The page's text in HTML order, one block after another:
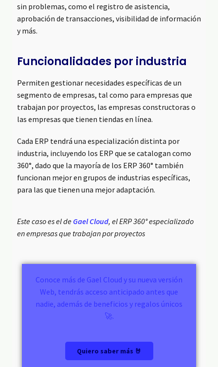
sin problemas, como el registro de asistencia,
aprobación de transacciones, visibilidad de información
y más.
Funcionalidades por industria
Permiten gestionar necesidades específicas de un
segmento de empresas, tal como para empresas que
trabajan por proyectos, las empresas constructoras o
las empresas que tienen tiendas en línea.
Cada ERP tendrá una especialización distinta por
industria, incluyendo los ERP que se catalogan como
360°, dado que la mayoría de los ERP 360° también
funcionan mejor en grupos de industrias específicas,
para las que tienen una mejor adaptación.
Este caso es el de Gael Cloud, el ERP 360° especializado
en empresas que trabajan por proyectos
Conoce más de Gael Cloud y su nueva versión
Web, tendrás acceso anticipado antes que
nadie, además de beneficios y regalos únicos
🚀.
Quiero saber más 🤘